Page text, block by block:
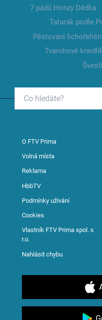
7 pádů Honzy Dědka
Tatarák podle
Pěstování
Tvarohové
O FTV Prima
Volná místa
Reklama
HbbTV
Podmínky užívání
Cookies
Vlastník FTV Prima spol. s
r.o.
Nahlásit chybu